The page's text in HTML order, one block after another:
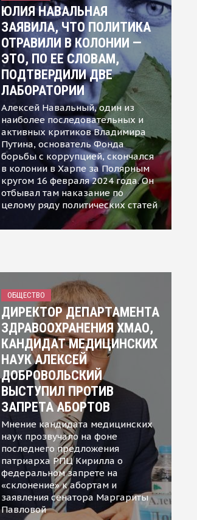
ЮЛИЯ НАВАЛЬНАЯ
ЗАЯВИЛА, ЧТО ПОЛИТИКА
ОТРАВИЛИ В КОЛОНИИ —
ЭТО, ПО ЕЕ СЛОВАМ,
ПОДТВЕРДИЛИ ДВЕ
ЛАБОРАТОРИИ
Алексей Навальный, один из
наиболее последовательных и
активных критиков Владимира
Путина, основатель Фонда
борьбы с коррупцией, скончался
в колонии в Харпе за Полярным
кругом 16 февраля 2024 года. Он
отбывал там наказание по
целому ряду политических статей
ОБЩЕСТВО
ДИРЕКТОР ДЕПАРТАМЕНТА
ЗДРАВООХРАНЕНИЯ ХМАО,
КАНДИДАТ МЕДИЦИНСКИХ
НАУК АЛЕКСЕЙ
ДОБРОВОЛЬСКИЙ
ВЫСТУПИЛ ПРОТИВ
ЗАПРЕТА АБОРТОВ
Мнение кандидата медицинских
наук прозвучало на фоне
последнего предложения
патриарха РПЦ Кирилла о
федеральном запрете на
«склонение» к абортам и
заявления сенатора Маргариты
Павловой